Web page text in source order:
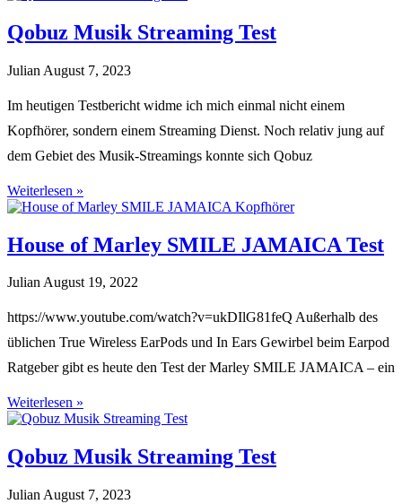
Qobuz Musik Streaming Test
Julian August 7, 2023
Im heutigen Testbericht widme ich mich einmal nicht einem
Kopfhörer, sondern einem Streaming Dienst. Noch relativ jung auf
dem Gebiet des Musik-Streamings konnte sich Qobuz
Weiterlesen »
House of Marley SMILE JAMAICA Test
JulianAugust 19, 2022
https://www.youtube.com/watch?v=ukDIlG81feQ Außerhalb des
üblichen True Wireless EarPods und In Ears Gewirbel beim Earpod
Ratgeber gibt es heute den Test der Marley SMILE JAMAICA – ein
Weiterlesen »
Qobuz Musik Streaming Test
Julian August 7, 2023